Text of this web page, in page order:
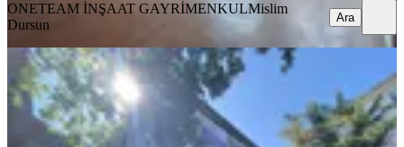
ONETEAM İNŞAAT GAYRİMENKULMislim
Dursun
Ara
Revizyon'dan Şehrin Kalbinde Her İş
Koluna Uygun Ofisler!!
Ordu, Ünye